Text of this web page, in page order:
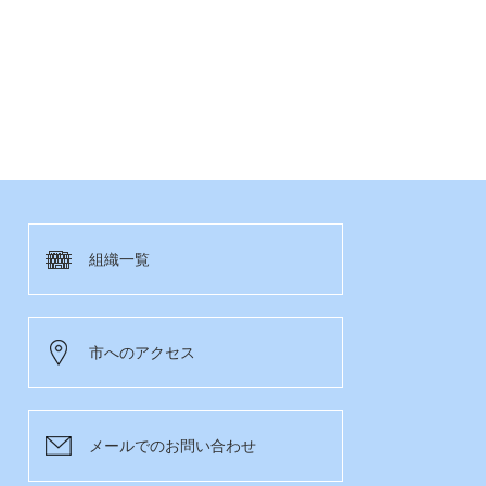
組織一覧
市へのアクセス
メールでのお問い合わせ